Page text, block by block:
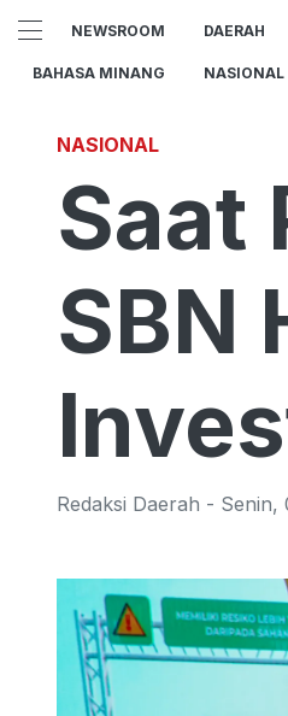
NEWSROOM DAERAH
BAHASA MINANG NASIONAL
NASIONAL
Saat
SBN
Redaksi Daerah - Senin,